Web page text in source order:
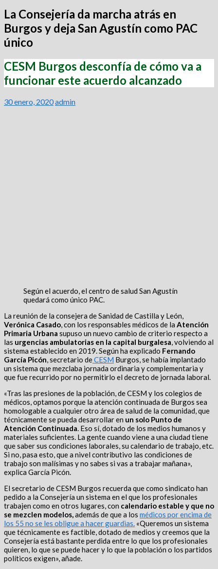
La Consejería da marcha atrás en
Burgos y deja San Agustín como PAC
único
CESM Burgos desconfía de cómo va a
funcionar este acuerdo alcanzado
30 enero, 2020admin
Según el acuerdo, el centro de salud San Agustín
quedará como único PAC.
La reunión de la consejera de Sanidad de Castilla y León,
Verónica Casado, con los responsables médicos de la Atención
Primaria Urbana supuso un nuevo cambio de criterio respecto a
las urgencias ambulatorias en la capital burgalesa, volviendo al
sistema establecido en 2019. Según ha explicado Fernando
García Picón, secretario deCESM Burgos, se había implantado
un sistema que mezclaba jornada ordinaria y complementaria y
que fue recurrido por no permitirlo el decreto de jornada laboral.
«Tras las presiones de la población, de CESM y los colegios de
médicos, optamos porque la atención continuada de Burgos sea
homologable a cualquier otro área de salud de la comunidad, que
técnicamente se pueda desarrollar en un solo Punto de
Atención Continuada. Eso sí, dotado de los medios humanos y
materiales suficientes. La gente cuando viene a una ciudad tiene
que saber sus condiciones laborales, su calendario de trabajo, etc.
Si no, pasa esto, que a nivel contributivo las condiciones de
trabajo son malísimas y no sabes si vas a trabajar mañana»,
explica García Picón.
El secretario de CESM Burgos recuerda que como sindicato han
pedido a la Consejería un sistema en el que los profesionales
trabajen como en otros lugares, con calendario estable y que no
se mezclen modelos,además de que a los médicos por encima de
los 55 no se les obligue a hacer guardias. «Queremos un sistema
que técnicamente es factible, dotado de medios y creemos que la
Consejería está bastante perdida entre lo que los profesionales
quieren, lo que se puede hacer y lo que la población o los partidos
políticos exigen», añade.